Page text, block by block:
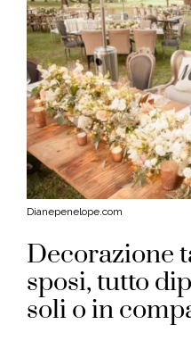
Dianepenelope.com
Decorazione
sposi, tutto
soli o in